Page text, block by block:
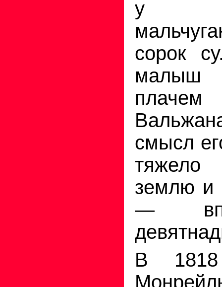
у
сорок
малыш
плачем
смысл
тяжело
землю и
—
В 1818